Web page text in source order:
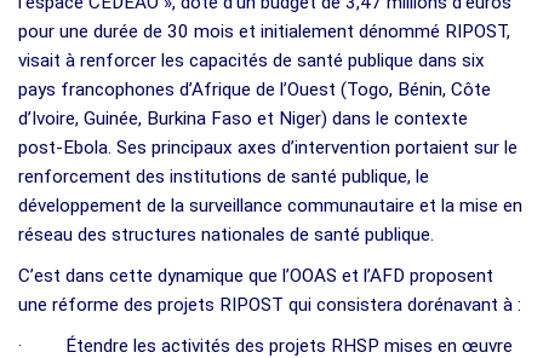
pour une durée de 30 mois et initialement dénommé RIPOST,
visait à renforcer les capacités de santé publique dans six
pays francophones d’Afrique de l’Ouest (Togo, Bénin, Côte
d’Ivoire, Guinée, Burkina Faso et Niger) dans le contexte
post‑Ebola. Ses principaux axes d’intervention portaient sur le
renforcement des institutions de santé publique, le
développement de la surveillance communautaire et la mise en
réseau des structures nationales de santé publique.
C’est dans cette dynamique que l’OOAS et l’AFD proposent
une réforme des projets RIPOST qui consistera dorénavant à :
· Étendre les activités des projets RHSP mises en œuvre